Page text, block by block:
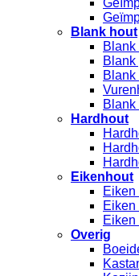
Blank hout
Blank
Blank
Blank
Hardhout
Eikenhout
Eiken
Eiken
Eiken
Overig